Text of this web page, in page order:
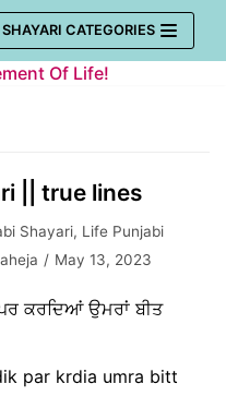
SHAYARI CATEGORIES
Of Life!
|| true lines
Shayari, Life Punjabi
May 13, 2023
ਪਰ ਕਰਦਿਆਂ ਉਮਰਾਂ ਬੀਤ
par krdia umra bitt